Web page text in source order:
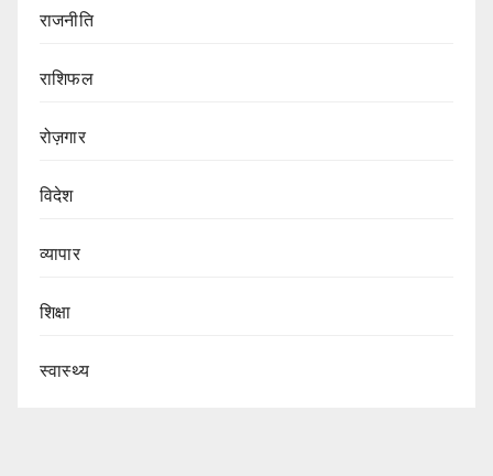
राजनीति
राशिफल
रोज़गार
विदेश
व्यापार
शिक्षा
स्वास्थ्य